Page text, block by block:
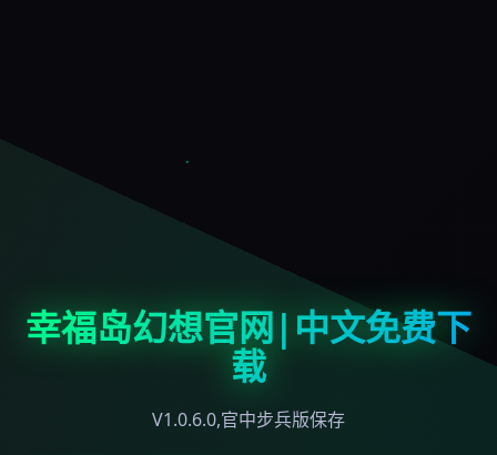
幸福岛幻想官网|中文免费下
载
V1.0.6.0,官中步兵版保存